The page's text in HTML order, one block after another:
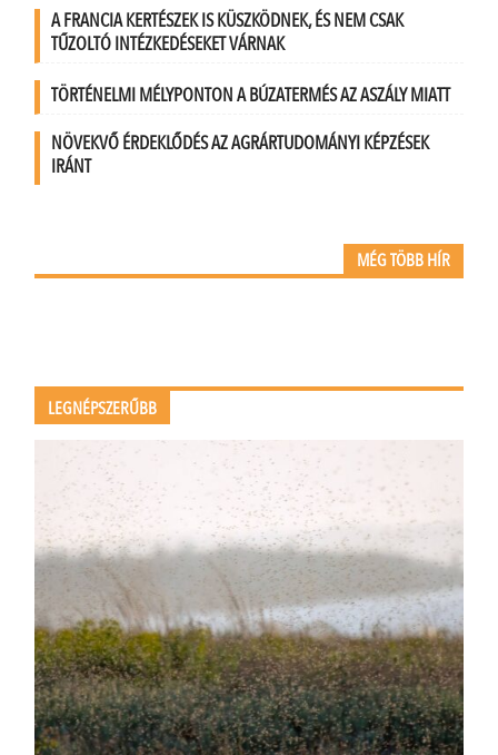
A FRANCIA KERTÉSZEK IS KÜSZKÖDNEK, ÉS NEM CSAK
TŰZOLTÓ INTÉZKEDÉSEKET VÁRNAK
TÖRTÉNELMI MÉLYPONTON A BÚZATERMÉS AZ ASZÁLY MIATT
NÖVEKVŐ ÉRDEKLŐDÉS AZ AGRÁRTUDOMÁNYI KÉPZÉSEK
IRÁNT
MÉG TÖBB HÍR
LEGNÉPSZERŰBB